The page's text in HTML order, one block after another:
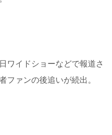
ワイドショーなどで報道さ
ファンの後追いが続出。